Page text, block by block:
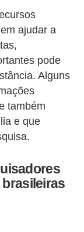
ajudar a
pode
Alguns
também
e que